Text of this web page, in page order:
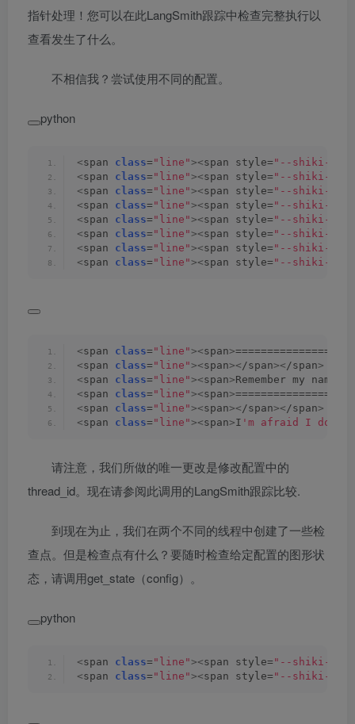
指针处理！您可以在此LangSmith跟踪中检查完整执行以
查看发生了什么。
不相信我？尝试使用不同的配置。
python
<span class= "line"><span style= "--shiki-
<span class= "line"><span style= "--shiki-
<span class= "line"><span style= "--shiki-
<span class= "line"><span style= "--shiki-
<span class= "line"><span style= "--shiki-
<span class= "line"><span style= "--shiki-
<span class= "line"><span style= "--shiki-
<span class= "line"><span style= "--shiki-
<span class= "line"><span>
<span class= "line"><span>< /span>< /span>
<span class= "line"><span>Remember my name?
<span class= "line"><span>
<span class= "line"><span>< /span>< /span>
<span class= "line"><span>I 'm afraid I don'
请注意，我们所做的唯一更改是修改配置中的
thread_id。现在请参阅此调用的LangSmith跟踪比较.
到现在为止，我们在两个不同的线程中创建了一些检
查点。但是检查点有什么？要随时检查给定配置的图形状
态，请调用get_state（config）。
python
<span class= "line"><span style= "--shiki-
<span class= "line"><span style= "--shiki-